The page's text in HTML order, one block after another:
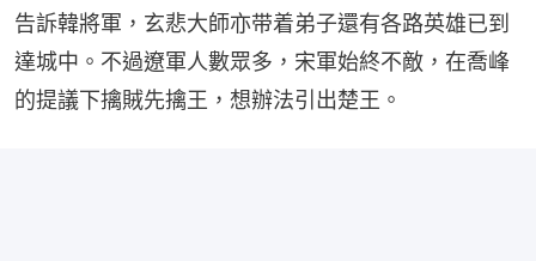
告訴韓將軍，玄悲大師亦带着弟子還有各路英雄已到
達城中。不過遼軍人數眾多，宋軍始終不敵，在喬峰
的提議下擒賊先擒王，想辦法引出楚王。